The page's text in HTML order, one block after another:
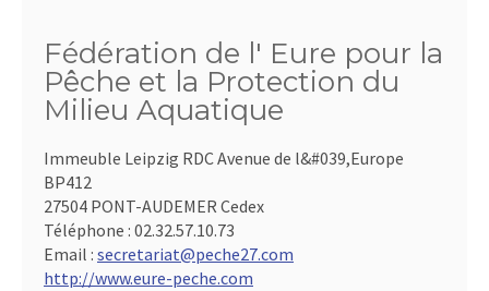
Fédération de l' Eure pour la
Pêche et la Protection du
Milieu Aquatique
Immeuble Leipzig RDC Avenue de l&#039,Europe
BP412
27504 PONT-AUDEMER Cedex
Téléphone : 02.32.57.10.73
Email : secretariat@peche27.com
http://www.eure-peche.com